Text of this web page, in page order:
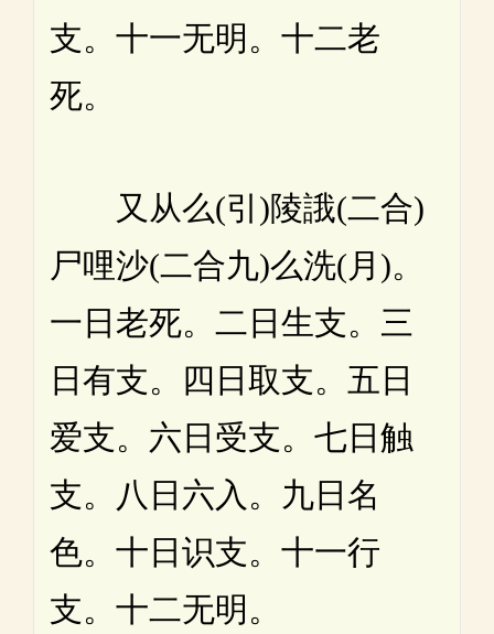
支。十一无明。十二老
死。
又从么(引)陵誐(二合)
尸哩沙(二合九)么洗(月)。
一日老死。二日生支。三
日有支。四日取支。五日
爱支。六日受支。七日触
支。八日六入。九日名
色。十日识支。十一行
支。十二无明。